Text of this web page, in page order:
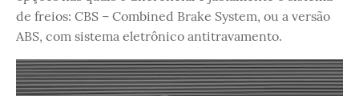
de freios: CBS – Combined Brake System, ou a versão
ABS, com sistema eletrônico antitravamento.